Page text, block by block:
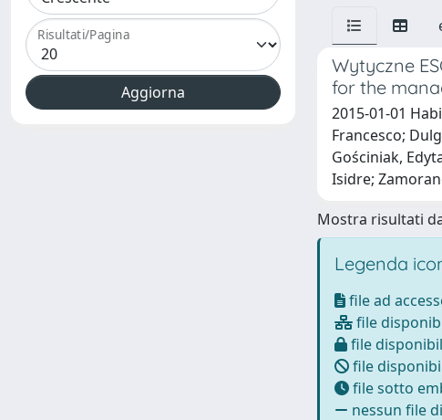
Risultati/Pagina
Wytyczne
for the
2015-01-01
Francesco;
Gościniak,
Isidre;
Mostra risultati
Legenda
file ad
file
file
file
file sotto
nessun file